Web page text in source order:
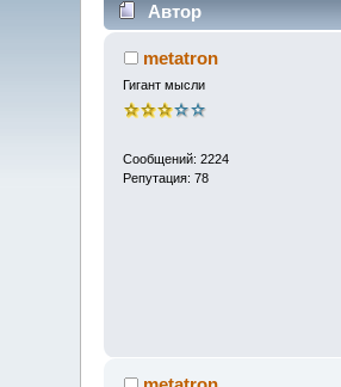
Автор
metatron
Гигант мысли
Сообщений: 2224
Репутация: 78